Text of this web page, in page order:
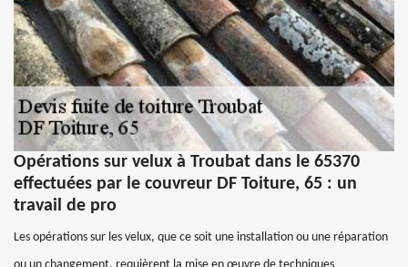
Opérations sur velux à Troubat dans le 65370
effectuées par le couvreur DF Toiture, 65 : un
travail de pro
Les opérations sur les velux, que ce soit une installation ou une réparation